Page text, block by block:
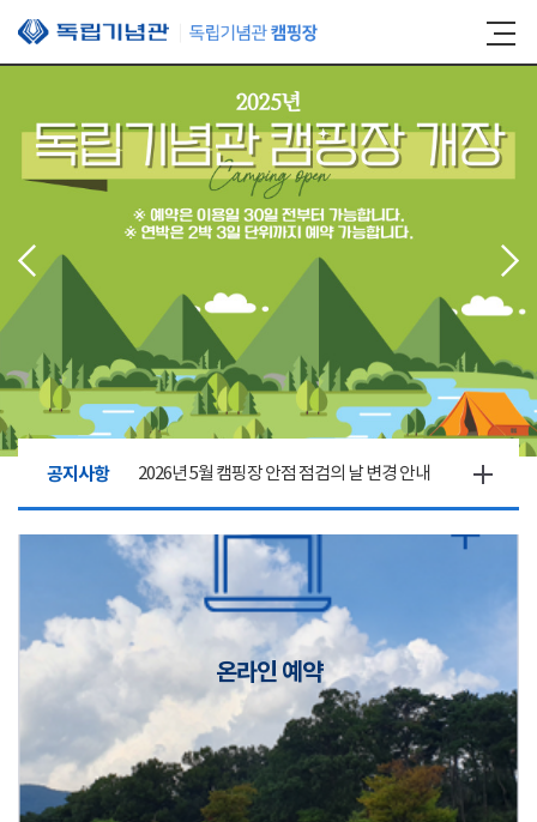
본문 바로가기
공지사항 2026년 5월 캠핑장 안점 점검의 날 변경 안내
캠핑장(9월1일~6일) 미운영 공지
2026년 5월 캠핑장 안점 점검의 날 변경 안내
캠핑장(9월1일~6일) 미운영 공지
온라인 예약